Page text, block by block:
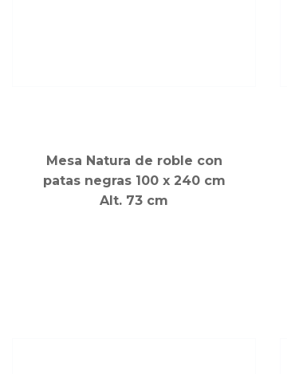
Mesa Natura de roble con
patas negras 100 x 240 cm
Alt. 73 cm